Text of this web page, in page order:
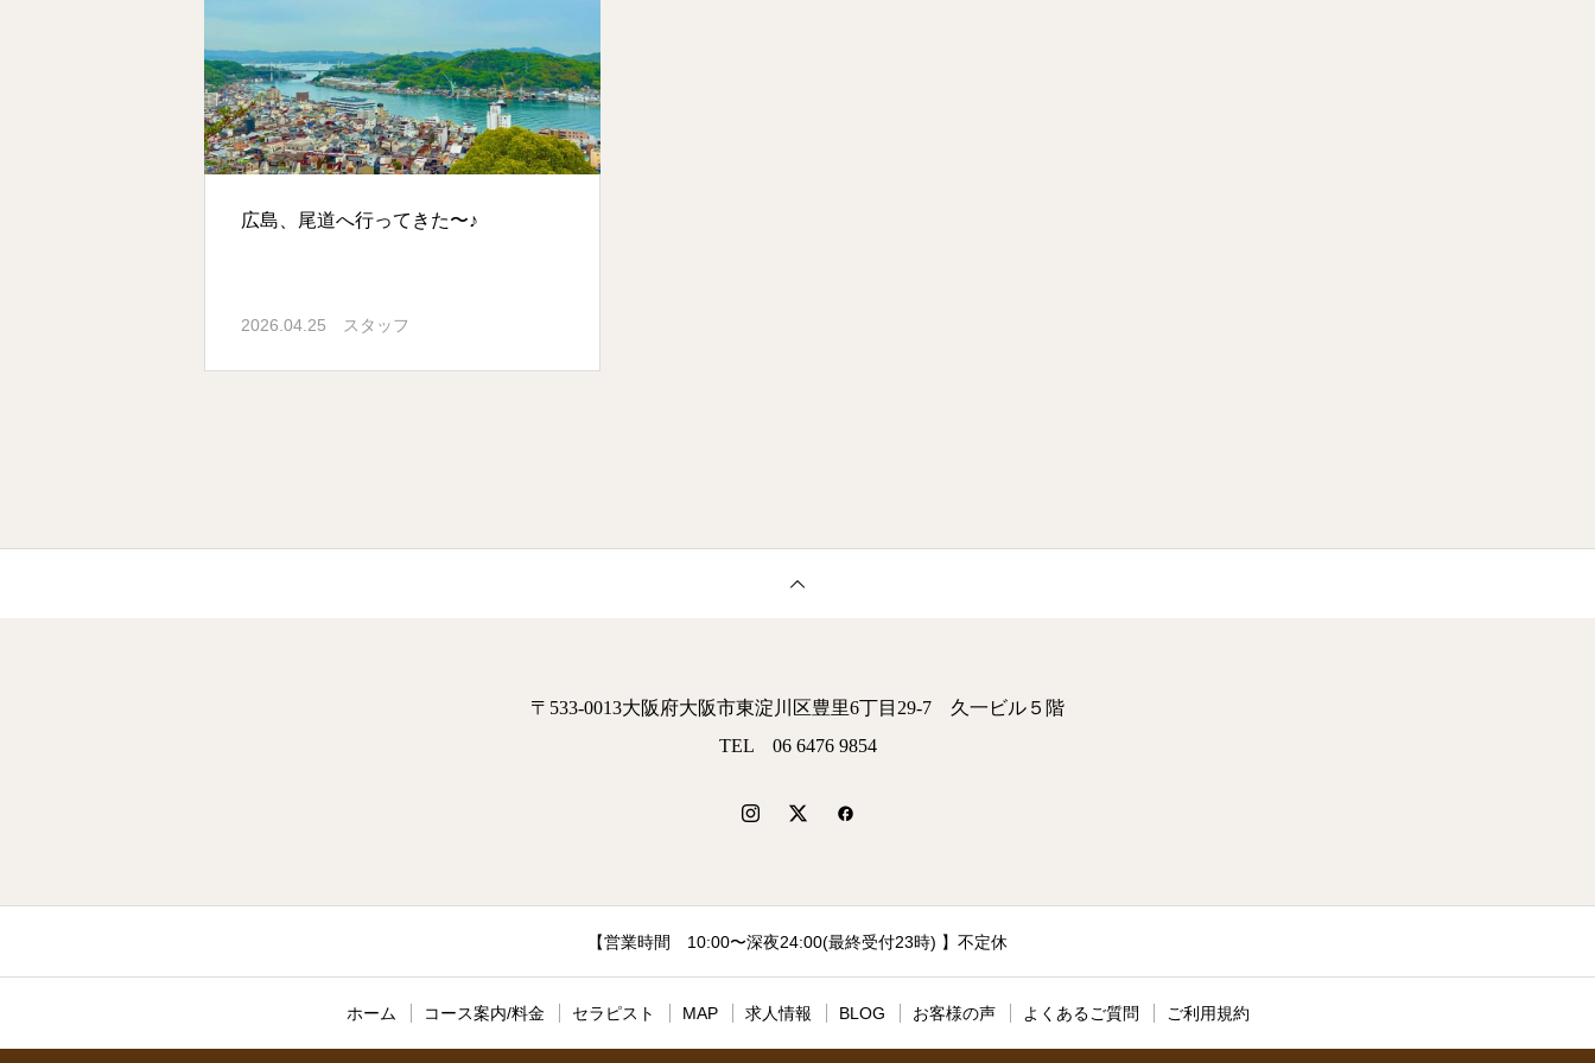
広島、尾道へ行ってきた〜♪
2026.04.25 スタッフ
〒533-0013大阪府大阪市東淀川区豊里6丁目29-7 久一ビル５階
TEL 06 6476 9854
【営業時間 10:00〜深夜24:00(最終受付23時) 】不定休
ホーム コース案内/料金 セラピスト MAP 求人情報 BLOG お客様の声 よくあるご質問 ご利用規約